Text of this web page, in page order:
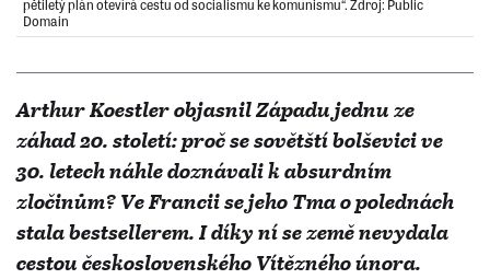
pětiletý plán otevírá cestu od socialismu ke komunismu“. Zdroj: Public
Domain
Arthur Koestler objasnil Západu jednu ze
záhad 20. století: proč se sovětští bolševici ve
30. letech náhle doznávali k absurdním
zločinům? Ve Francii se jeho Tma o polednách
stala bestsellerem. I díky ní se země nevydala
cestou československého Vítězného února.